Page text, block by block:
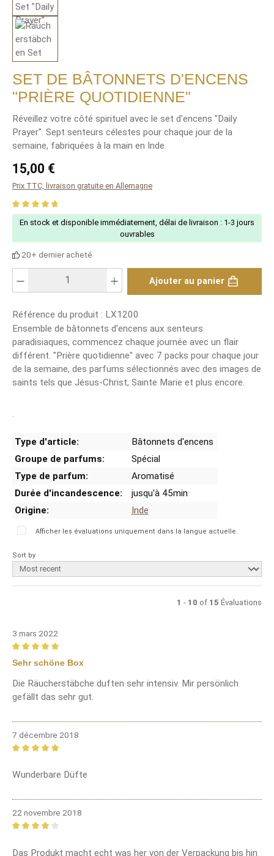
SET DE BÂTONNETS D'ENCENS
"PRIÈRE QUOTIDIENNE"
Réveillez votre côté spirituel avec le set d'encens "Daily
Prayer". Sept senteurs célestes pour chaque jour de la
semaine, fabriquées à la main en Inde.
Regular price:
15,00 €
Prix TTC, livraison gratuite en Allemagne
Average rating of 4.73 out of 5 stars
En stock et disponible immédiatement, délai de livraison : 1-3 jours
ouvrables
20+ dernier acheté
Ajouter au panier
Référence du produit : LX1200
Ensemble de bâtonnets d'encens aux senteurs
paradisiaques, commencez chaque journée avec un flair
différent. "Prière quotidienne" avec 7 packs pour chaque jour
de la semaine, des parfums sélectionnés avec des images de
saints tels que Jésus-Christ, Sainte Marie et plus encore.
.
Type d'article:
Bâtonnets d'encens
Groupe de parfums:
Spécial
Type de parfum:
Aromatisé
Durée d'incandescence:
jusqu'à 45min
Origine:
Inde
Afficher les évaluations uniquement dans la langue actuelle.
Sort by
1 - 10 of 15 Évaluations
3 mars 2022
Review with rating of 5 out of 5 stars
Sehr schöne Box
Die Räucherstäbche duften sehr intensiv. Mir persönlich
gefällt das sehr gut.
7 décembre 2018
Wunderbare Düfte
22 novembre 2018
Das Produkt macht echt was her von der Verpackung bis hin